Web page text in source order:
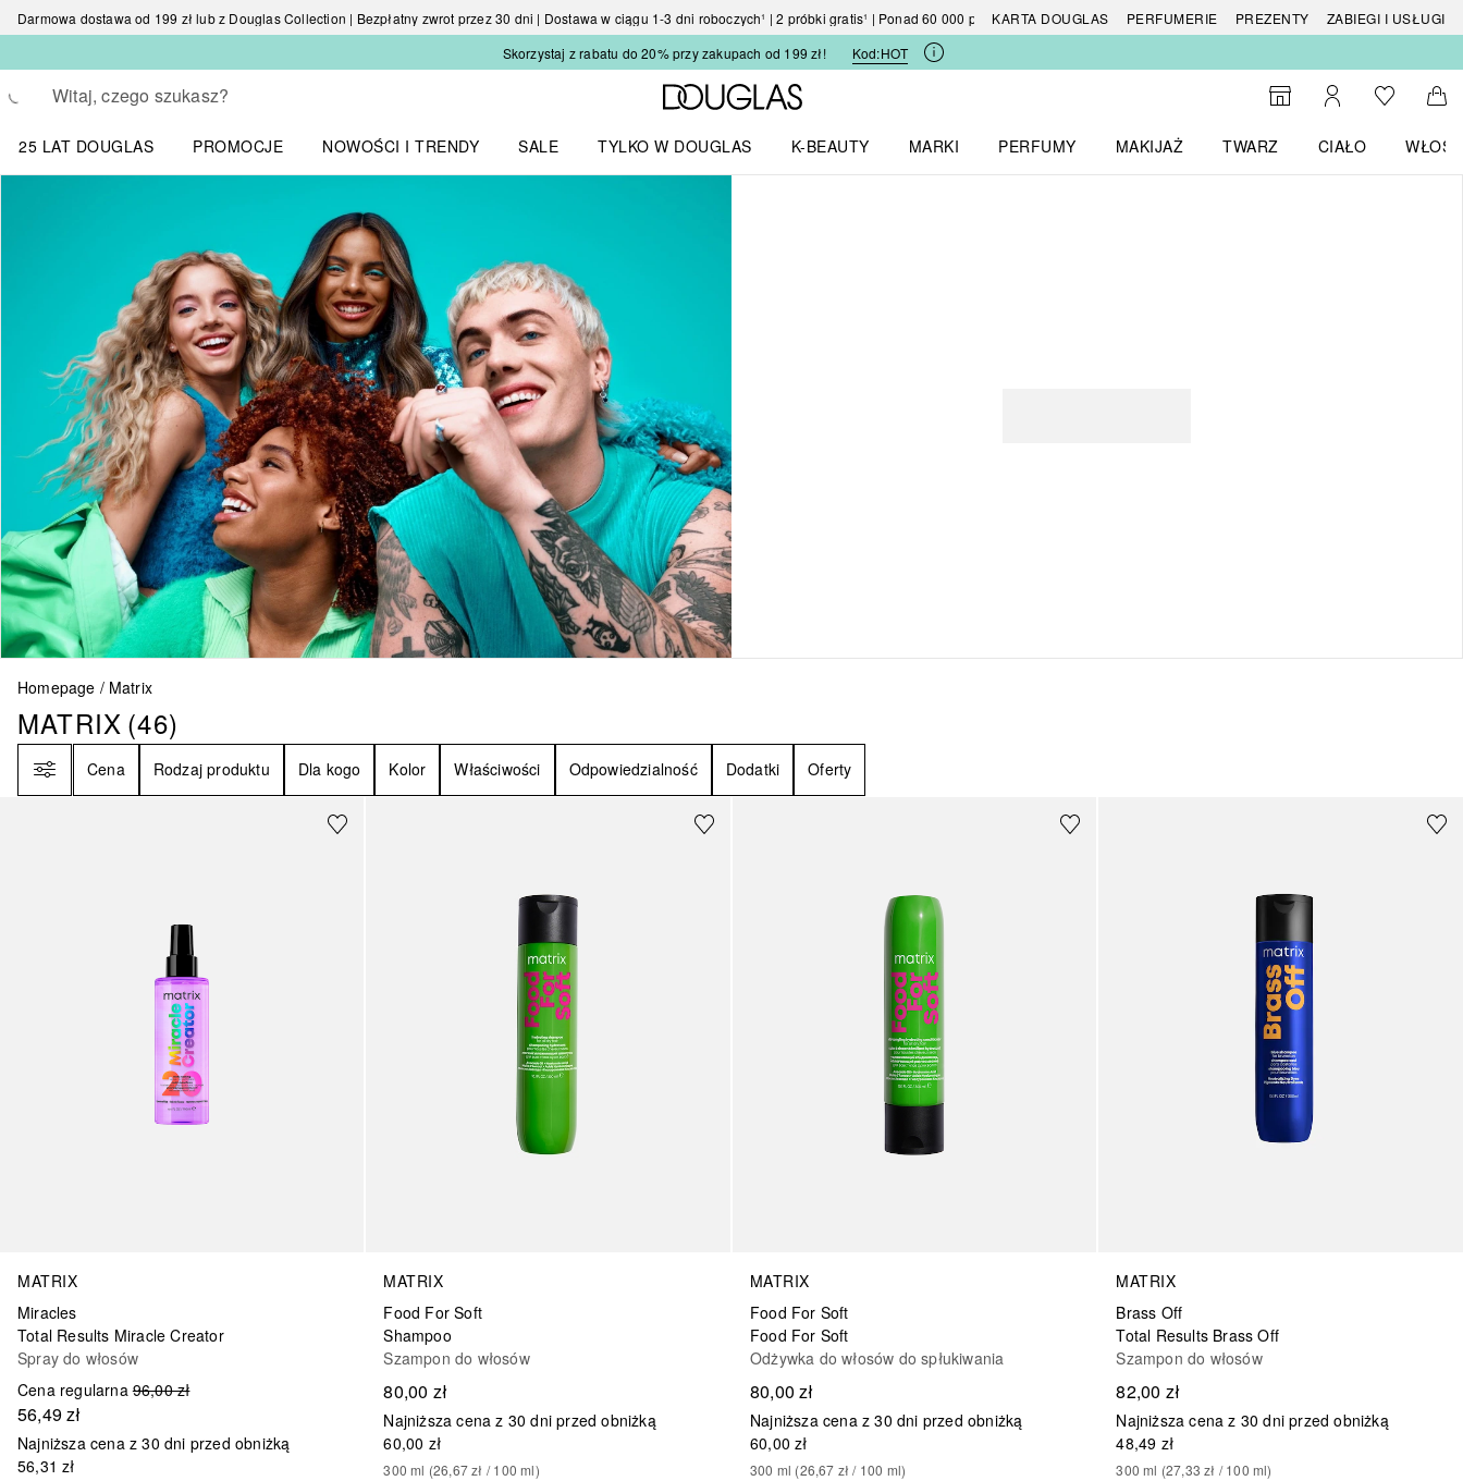
Darmowa dostawa od 199 zł lub z Douglas Collection | Bezpłatny zwrot przez 30 dni | Dostawa w ciągu 1-3 dni roboczych¹ | 2 próbki gratis¹ | Ponad 60 000 produktówKARTA DOUGLAS PERFUMERIE PREZENTY
ZABIEGI I USŁUGI
Skorzystaj z rabatu do 20% przy zakupach od 199 zł!
Kod:HOT
Wracać
Wykonaj wyszukiwanie
Strona główna Douglas
Do wyszukiwarki
Moje kontoDo listyDo
25 LAT DOUGLAS
PROMOCJE
NOWOŚCI I TRENDY
SALE
TYLKO W DOUGLAS
K-BEAUTY
MARKI
PERFUMY
MAKIJAŻ
TWARZ
CIAŁO
WŁOSY
Homepage Matrix
MATRIX46WYNIKI
MATRIX (46)
Cena Rodzaj produktu Dla kogo Kolor Właściwości Odpowiedzialność Dodatki Oferty
MATRIX
Miracles
Total Results Miracle Creator
Spray do włosów
Cena regularna 96,00 zł
56,49 zł
Najniższa cena z 30 dni przed obniżką
56,31 zł
MATRIX
Food For Soft
Shampoo
Szampon do włosów
80,00 zł
Najniższa cena z 30 dni przed obniżką
60,00 zł
300 ml (26,67 zł / 100 ml)
MATRIX
Food For Soft
Food For Soft
Odżywka do włosów do spłukiwania
80,00 zł
Najniższa cena z 30 dni przed obniżką
60,00 zł
300 ml (26,67 zł / 100 ml)
MATRIX
Brass Off
Total Results Brass Off
Szampon do włosów
82,00 zł
Najniższa cena z 30 dni przed obniżką
48,49 zł
300 ml (27,33 zł / 100 ml)